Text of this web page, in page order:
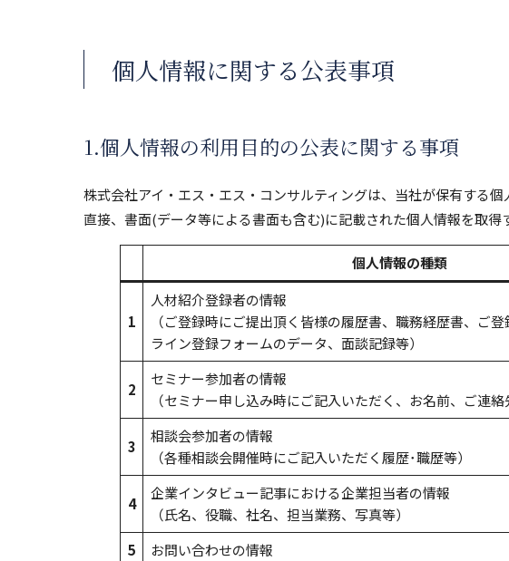
個人情報に関する公表事項
1.個人情報の利用目的の公表に関する事項
株式会社アイ・エス・エス・コンサルティングは、当社が保有する
直接、書面(データ等による書面も含む)に記載された個人情報を取
個人情報の種類
1
人材紹介登録者の情報
（ご登録時にご提出頂く皆様の履歴書、職務経歴書、ご
ライン登録フォームのデータ、面談記録等）
2
セミナー参加者の情報
（セミナー申し込み時にご記入いただく、お名前、ご連絡
3
相談会参加者の情報
（各種相談会開催時にご記入いただく履歴･職歴等）
4
企業インタビュー記事における企業担当者の情報
（氏名、役職、社名、担当業務、写真等）
5
お問い合わせの情報